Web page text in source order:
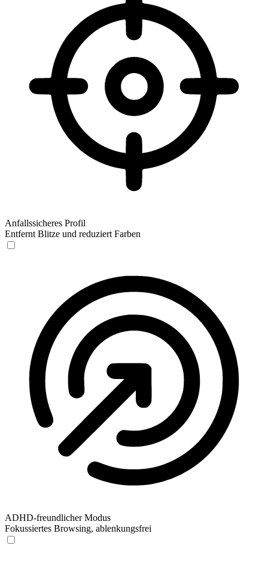
Anfallssicheres Profil
Entfernt Blitze und reduziert Farben
ADHD-freundlicher Modus
Fokussiertes Browsing, ablenkungsfrei